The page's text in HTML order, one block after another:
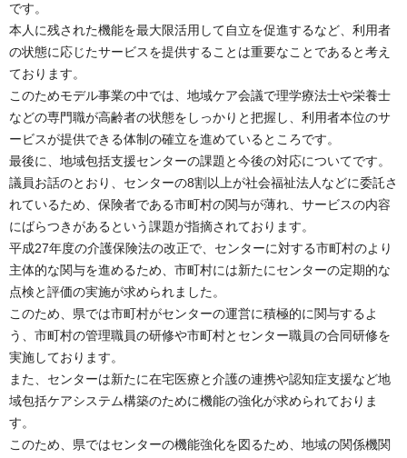
です。
本人に残された機能を最大限活用して自立を促進するなど、利用者
の状態に応じたサービスを提供することは重要なことであると考え
ております。
このためモデル事業の中では、地域ケア会議で理学療法士や栄養士
などの専門職が高齢者の状態をしっかりと把握し、利用者本位のサ
ービスが提供できる体制の確立を進めているところです。
最後に、地域包括支援センターの課題と今後の対応についてです。
議員お話のとおり、センターの8割以上が社会福祉法人などに委託さ
れているため、保険者である市町村の関与が薄れ、サービスの内容
にばらつきがあるという課題が指摘されております。
平成27年度の介護保険法の改正で、センターに対する市町村のより
主体的な関与を進めるため、市町村には新たにセンターの定期的な
点検と評価の実施が求められました。
このため、県では市町村がセンターの運営に積極的に関与するよ
う、市町村の管理職員の研修や市町村とセンター職員の合同研修を
実施しております。
また、センターは新たに在宅医療と介護の連携や認知症支援など地
域包括ケアシステム構築のために機能の強化が求められておりま
す。
このため、県ではセンターの機能強化を図るため、地域の関係機関